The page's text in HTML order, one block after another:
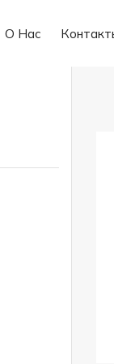
О Нас